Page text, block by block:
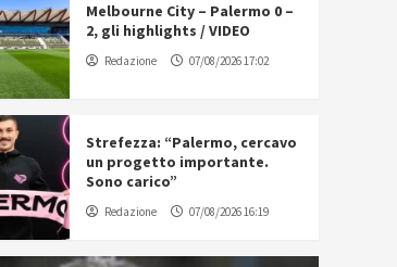
Melbourne City – Palermo 0 –
2, gli highlights / VIDEO
Redazione 07/08/2026 17:02
Strefezza: “Palermo, cercavo
un progetto importante.
Sono carico”
Redazione 07/08/2026 16:19